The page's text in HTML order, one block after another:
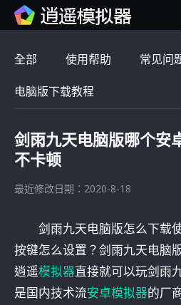
全部 使用帮助 常见问
电脑版下载教程
剑雨九天电脑版哪个安
不卡顿
最近修改日期：2020-8-18
剑雨九天电脑版怎么下载
按键怎么设置？剑雨九天电脑
逍遥模拟器直接就可以玩剑雨
是国内技术流安卓模拟器的厂